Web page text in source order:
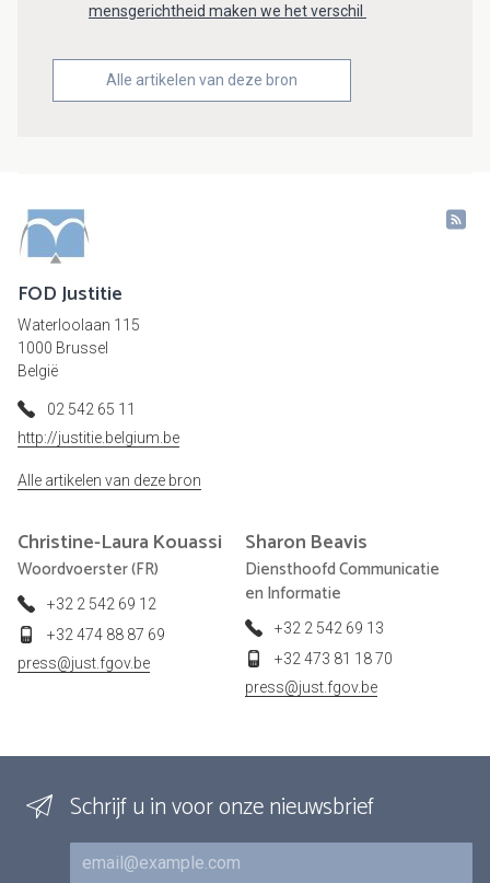
mensgerichtheid maken we het verschil
Alle artikelen van deze bron
FOD Justitie
Waterloolaan 115
1000 Brussel
België
02 542 65 11
http://justitie.belgium.be
Alle artikelen van deze bron
Christine-Laura Kouassi
Woordvoerster (FR)
+32 2 542 69 12
+32 474 88 87 69
press@just.fgov.be
Sharon Beavis
Diensthoofd Communicatie
en Informatie
+32 2 542 69 13
+32 473 81 18 70
press@just.fgov.be
Schrijf u in voor onze nieuwsbrief
E-mail